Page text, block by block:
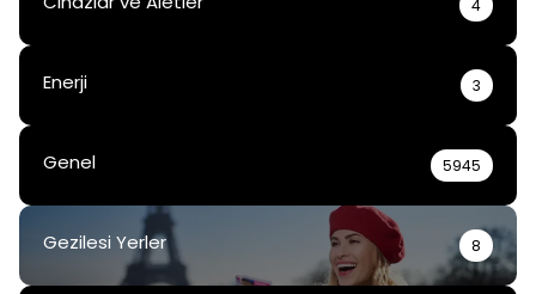
4
Enerji 3
Genel 5945
Gezilesi Yerler 8